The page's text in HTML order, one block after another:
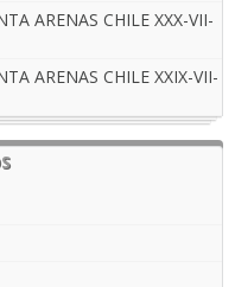
ARENAS CHILE XXX-VII-
ARENAS CHILE XXIX-VII-